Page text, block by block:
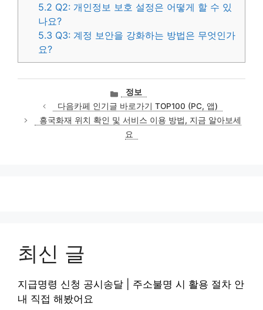
5.2 Q2: 개인정보 보호 설정은 어떻게 할 수 있
나요?
5.3 Q3: 계정 보안을 강화하는 방법은 무엇인가
요?
카
테
고
리
정보
다음카페 인기글 바로가기 TOP100 (PC, 앱)
흥국화재 위치 확인 및 서비스 이용 방법, 지금 알아보세
요
최신 글
지급명령 신청 공시송달 | 주소불명 시 활용 절차 안
내 직접 해봤어요